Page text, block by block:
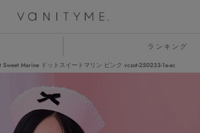
ランキング
Sweet Marine ドットスイートマリン ピンク vcsot-250233-1a-ac